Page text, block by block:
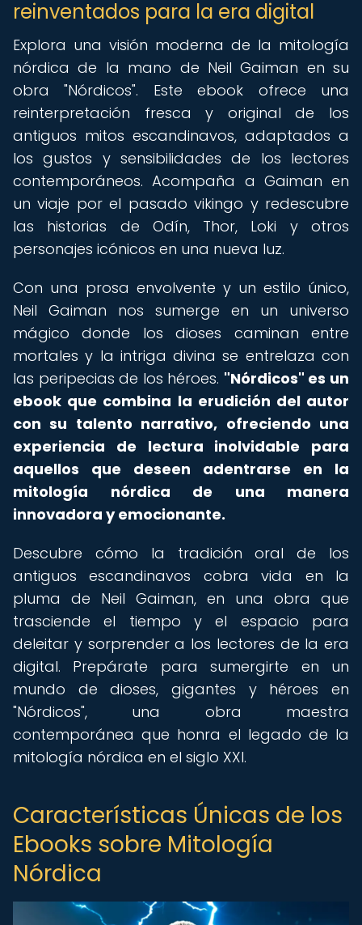
reinventados para la era digital
Explora una visión moderna de la mitología
nórdica de la mano de Neil Gaiman en su
obra "Nórdicos". Este ebook ofrece una
reinterpretación fresca y original de los
antiguos mitos escandinavos, adaptados a
los gustos y sensibilidades de los lectores
contemporáneos. Acompaña a Gaiman en
un viaje por el pasado vikingo y redescubre
las historias de Odín, Thor, Loki y otros
personajes icónicos en una nueva luz.
Con una prosa envolvente y un estilo único,
Neil Gaiman nos sumerge en un universo
mágico donde los dioses caminan entre
mortales y la intriga divina se entrelaza con
las peripecias de los héroes. "Nórdicos" es un
ebook que combina la erudición del autor
con su talento narrativo, ofreciendo una
experiencia de lectura inolvidable para
aquellos que deseen adentrarse en la
mitología nórdica de una manera
innovadora y emocionante.
Descubre cómo la tradición oral de los
antiguos escandinavos cobra vida en la
pluma de Neil Gaiman, en una obra que
trasciende el tiempo y el espacio para
deleitar y sorprender a los lectores de la era
digital. Prepárate para sumergirte en un
mundo de dioses, gigantes y héroes en
"Nórdicos", una obra maestra
contemporánea que honra el legado de la
mitología nórdica en el siglo XXI.
Características Únicas de los
Ebooks sobre Mitología
Nórdica